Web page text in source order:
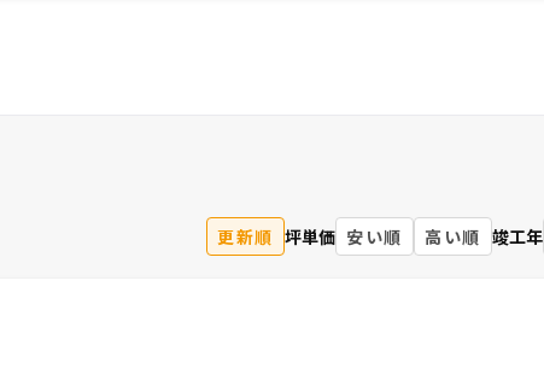
更新順 坪単価 安い順 高い順 竣工年